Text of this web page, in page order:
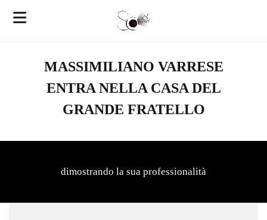
MASSIMILIANO VARRESE
ENTRA NELLA CASA DEL
GRANDE FRATELLO
dimostrando la sua professionalità